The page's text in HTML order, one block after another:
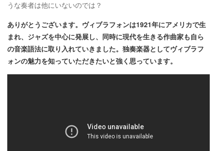
うな奏者は他にいないのでは？
ありがとうございます。ヴィブラフォンは1921年にアメリカで生
まれ、ジャズを中心に発展し、同時に現代を生きる作曲家も自ら
の音楽語法に取り入れていきました。独奏楽器としてヴィブラフ
ォンの魅力を知っていただきたいと強く思っています。